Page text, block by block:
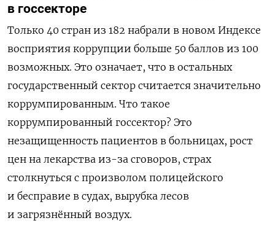
в госсекторе
Только 40 стран из 182 набрали в новом Индексе
восприятия коррупции больше 50 баллов из 100
возможных. Это означает, что в остальных
государственный сектор считается значительно
коррумпированным. Что такое
коррумпированный госсектор? Это
незащищенность пациентов в больницах, рост
цен на лекарства из-за сговоров, страх
столкнуться с произволом полицейского
и бесправие в судах, вырубка лесов
и загрязнённый воздух.